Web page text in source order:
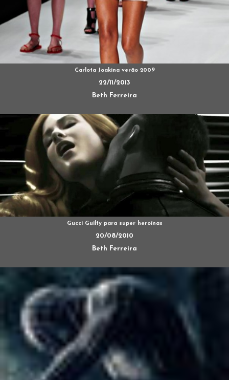
Carlota Joakina verão 2009
22/11/2013
Beth Ferreira
Gucci Guilty para super heroínas
20/08/2010
Beth Ferreira